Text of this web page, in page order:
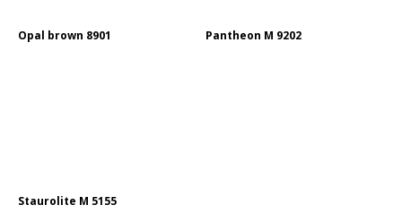
Opal brown 8901 Pantheon M 9202
Staurolite M 5155